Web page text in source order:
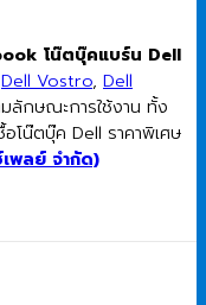
โน๊ตบุ๊คแบร์น Dell
Dell Vostro, Dell
ลักษณะการใช้งาน ทั้ง
อโน๊ตบุ๊ค Dell ราคาพิเศษ
พลย์ จำกัด)